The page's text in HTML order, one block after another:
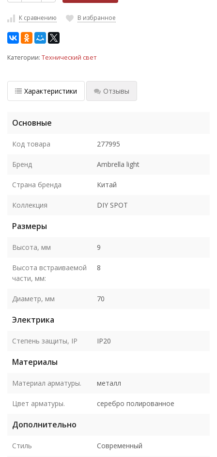
К сравнению В избранное
Категории: Технический свет
Характеристики Отзывы
Основные
Код товара 277995
Бренд Ambrella light
Страна бренда Китай
Коллекция DIY SPOT
Размеры
Высота, мм 9
Высота встраиваемой
части, мм:
8
Диаметр, мм 70
Электрика
Степень защиты, IP IP20
Материалы
Материал арматуры. металл
Цвет арматуры. серебро полированное
Дополнительно
Стиль Современный